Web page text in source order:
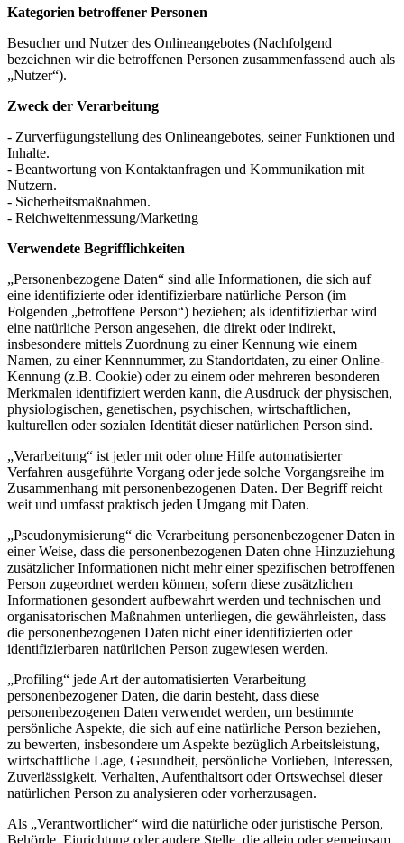
Kategorien betroffener Personen
Besucher und Nutzer des Onlineangebotes (Nachfolgend
bezeichnen wir die betroffenen Personen zusammenfassend auch als
„Nutzer“).
Zweck der Verarbeitung
- Zurverfügungstellung des Onlineangebotes, seiner Funktionen und
Inhalte.
- Beantwortung von Kontaktanfragen und Kommunikation mit
Nutzern.
- Sicherheitsmaßnahmen.
- Reichweitenmessung/Marketing
Verwendete Begrifflichkeiten
„Personenbezogene Daten“ sind alle Informationen, die sich auf
eine identifizierte oder identifizierbare natürliche Person (im
Folgenden „betroffene Person“) beziehen; als identifizierbar wird
eine natürliche Person angesehen, die direkt oder indirekt,
insbesondere mittels Zuordnung zu einer Kennung wie einem
Namen, zu einer Kennnummer, zu Standortdaten, zu einer Online-
Kennung (z.B. Cookie) oder zu einem oder mehreren besonderen
Merkmalen identifiziert werden kann, die Ausdruck der physischen,
physiologischen, genetischen, psychischen, wirtschaftlichen,
kulturellen oder sozialen Identität dieser natürlichen Person sind.
„Verarbeitung“ ist jeder mit oder ohne Hilfe automatisierter
Verfahren ausgeführte Vorgang oder jede solche Vorgangsreihe im
Zusammenhang mit personenbezogenen Daten. Der Begriff reicht
weit und umfasst praktisch jeden Umgang mit Daten.
„Pseudonymisierung“ die Verarbeitung personenbezogener Daten in
einer Weise, dass die personenbezogenen Daten ohne Hinzuziehung
zusätzlicher Informationen nicht mehr einer spezifischen betroffenen
Person zugeordnet werden können, sofern diese zusätzlichen
Informationen gesondert aufbewahrt werden und technischen und
organisatorischen Maßnahmen unterliegen, die gewährleisten, dass
die personenbezogenen Daten nicht einer identifizierten oder
identifizierbaren natürlichen Person zugewiesen werden.
„Profiling“ jede Art der automatisierten Verarbeitung
personenbezogener Daten, die darin besteht, dass diese
personenbezogenen Daten verwendet werden, um bestimmte
persönliche Aspekte, die sich auf eine natürliche Person beziehen,
zu bewerten, insbesondere um Aspekte bezüglich Arbeitsleistung,
wirtschaftliche Lage, Gesundheit, persönliche Vorlieben, Interessen,
Zuverlässigkeit, Verhalten, Aufenthaltsort oder Ortswechsel dieser
natürlichen Person zu analysieren oder vorherzusagen.
Als „Verantwortlicher“ wird die natürliche oder juristische Person,